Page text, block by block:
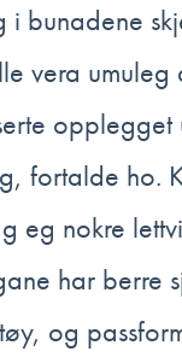
i bunadene
vera
opplegget
fortalde ho.
eg nokre
har berre
og